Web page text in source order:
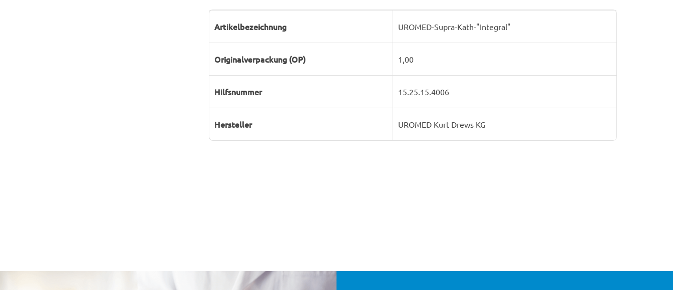
Artikelbezeichnung UROMED-Supra-Kath-"Integral"
Originalverpackung (OP) 1,00
Hilfsnummer 15.25.15.4006
Hersteller UROMED Kurt Drews KG